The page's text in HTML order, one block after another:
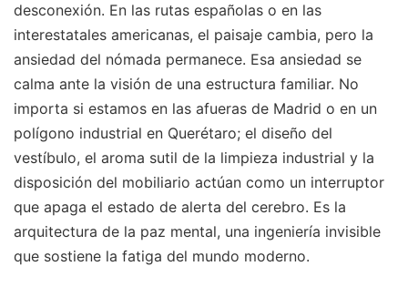
desconexión. En las rutas españolas o en las
interestatales americanas, el paisaje cambia, pero la
ansiedad del nómada permanece. Esa ansiedad se
calma ante la visión de una estructura familiar. No
importa si estamos en las afueras de Madrid o en un
polígono industrial en Querétaro; el diseño del
vestíbulo, el aroma sutil de la limpieza industrial y la
disposición del mobiliario actúan como un interruptor
que apaga el estado de alerta del cerebro. Es la
arquitectura de la paz mental, una ingeniería invisible
que sostiene la fatiga del mundo moderno.